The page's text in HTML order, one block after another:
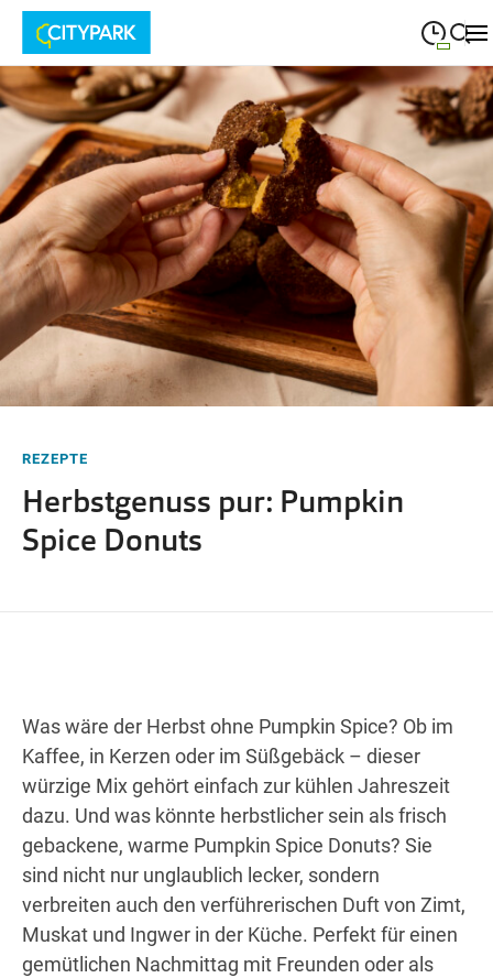
Suche schließen
Montag
MONTAG 09:00—19:30
Dienstag
DIENSTAG 09:00 —19:30
Mittwoch
MITTWOCH 09:00—19:30
Donnerstag
DONNERSTAG 19:30
Freitag
FREITAG 09:00
Samstag
SAMSTAG 09:00
Wegbeschreibung
REZEPTE
Herbstgenuss pur: Pumpkin
Spice Donuts
Was wäre der Herbst ohne Pumpkin Spice? Ob im
Kaffee, in Kerzen oder im Süßgebäck – dieser
würzige Mix gehört einfach zur kühlen Jahreszeit
dazu. Und was könnte herbstlicher sein als frisch
gebackene, warme Pumpkin Spice Donuts? Sie
sind nicht nur unglaublich lecker, sondern
verbreiten auch den verführerischen Duft von Zimt,
Muskat und Ingwer in der Küche. Perfekt für einen
gemütlichen Nachmittag mit Freunden oder als